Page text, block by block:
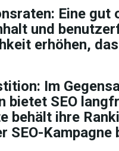
Eine
und
erhöhen,
Im
bietet SEO
behält ihre
SEO-Kampagne